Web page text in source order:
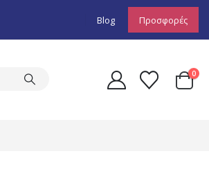
Blog Προσφορές
0